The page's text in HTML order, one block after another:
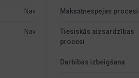
Nav
Nav
Maksātnespējas procesi
Tiesiskās aizsardzības
procesi
Darbības izbeigšana